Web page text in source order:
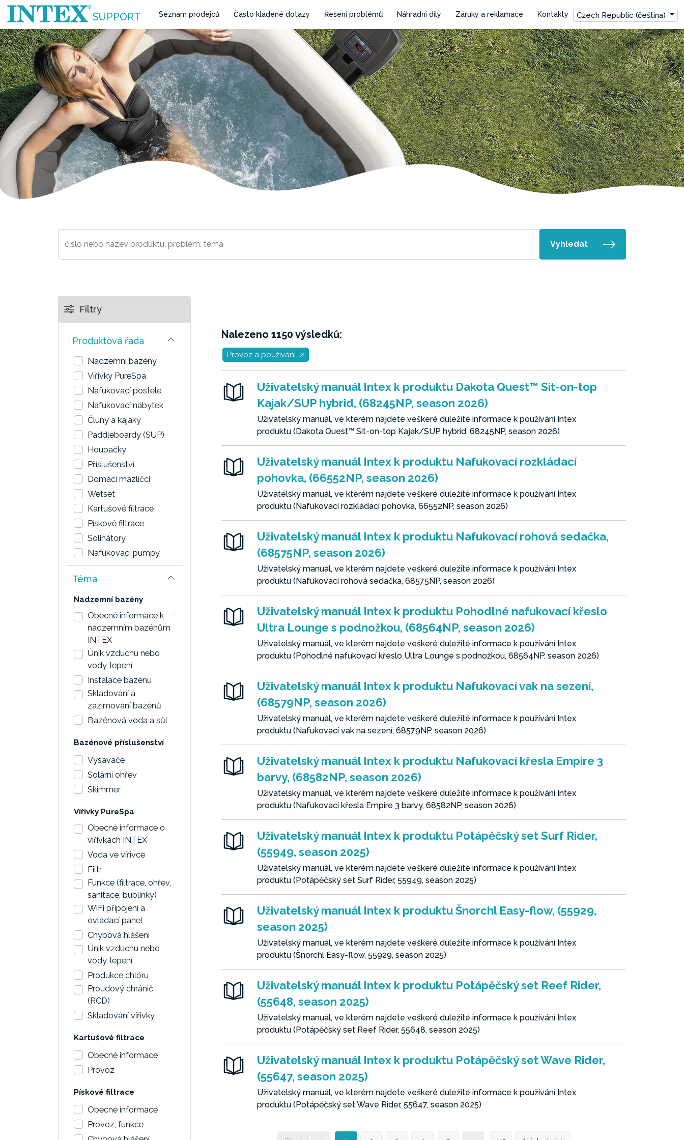
SUPPORT Seznam prodejců Často kladené dotazy Řešení problémů Náhradní díly Záruky a reklamace Kontakty Czech Republic (čeština)
Vyhledat
Filtry
Produktová řada
Nadzemní bazény
Vířivky PureSpa
Nafukovací postele
Nafukovací nábytek
Čluny a kajaky
Paddleboardy (SUP)
Houpačky
Příslušenství
Domácí mazlíčci
Wetset
Kartušové filtrace
Pískové filtrace
Solinátory
Nafukovací pumpy
Téma
Nadzemní bazény
Obecné informace k
nadzemním bazénům
INTEX
Únik vzduchu nebo
vody, lepení
Instalace bazénu
Skladování a
zazimování bazénů
Bazénová voda a sůl
Bazénové příslušenství
Vysavače
Solární ohřev
Skimmer
Vířivky PureSpa
Obecné informace o
vířivkách INTEX
Voda ve vířivce
Filtr
Funkce (filtrace, ohřev,
sanitace, bublinky)
WiFi připojení a
ovládací panel
Chybová hlášení
Únik vzduchu nebo
vody, lepení
Produkce chlóru
Proudový chránič
(RCD)
Skladování vířivky
Kartušové filtrace
Obecné informace
Provoz
Pískové filtrace
Obecné informace
Provoz, funkce
Nalezeno 1150 výsledků:
Provoz a používání
Uživatelský manuál Intex k produktu Dakota Quest™ Sit-on-top
Kajak/SUP hybrid, (68245NP, season 2026)
Uživatelský manuál, ve kterém najdete veškeré duležité informace k používání Intex
produktu (Dakota Quest™ Sit-on-top Kajak/SUP hybrid, 68245NP, season 2026)
Uživatelský manuál Intex k produktu Nafukovací rozkládací
pohovka, (66552NP, season 2026)
Uživatelský manuál, ve kterém najdete veškeré duležité informace k používání Intex
produktu (Nafukovací rozkládací pohovka, 66552NP, season 2026)
Uživatelský manuál Intex k produktu Nafukovací rohová sedačka,
(68575NP, season 2026)
Uživatelský manuál, ve kterém najdete veškeré duležité informace k používání Intex
produktu (Nafukovací rohová sedačka, 68575NP, season 2026)
Uživatelský manuál Intex k produktu Pohodlné nafukovací křeslo
Ultra Lounge s podnožkou, (68564NP, season 2026)
Uživatelský manuál, ve kterém najdete veškeré duležité informace k používání Intex
produktu (Pohodlné nafukovací křeslo Ultra Lounge s podnožkou, 68564NP, season 2026)
Uživatelský manuál Intex k produktu Nafukovací vak na sezení,
(68579NP, season 2026)
Uživatelský manuál, ve kterém najdete veškeré duležité informace k používání Intex
produktu (Nafukovací vak na sezení, 68579NP, season 2026)
Uživatelský manuál Intex k produktu Nafukovací křesla Empire 3
barvy, (68582NP, season 2026)
Uživatelský manuál, ve kterém najdete veškeré duležité informace k používání Intex
produktu (Nafukovací křesla Empire 3 barvy, 68582NP, season 2026)
Uživatelský manuál Intex k produktu Potápěčský set Surf Rider,
(55949, season 2025)
Uživatelský manuál, ve kterém najdete veškeré duležité informace k používání Intex
produktu (Potápěčský set Surf Rider, 55949, season 2025)
Uživatelský manuál Intex k produktu Šnorchl Easy-flow, (55929,
season 2025)
Uživatelský manuál, ve kterém najdete veškeré duležité informace k používání Intex
produktu (Šnorchl Easy-flow, 55929, season 2025)
Uživatelský manuál Intex k produktu Potápěčský set Reef Rider,
(55648, season 2025)
Uživatelský manuál, ve kterém najdete veškeré duležité informace k používání Intex
produktu (Potápěčský set Reef Rider, 55648, season 2025)
Uživatelský manuál Intex k produktu Potápěčský set Wave Rider,
(55647, season 2025)
Uživatelský manuál, ve kterém najdete veškeré duležité informace k používání Intex
produktu (Potápěčský set Wave Rider, 55647, season 2025)